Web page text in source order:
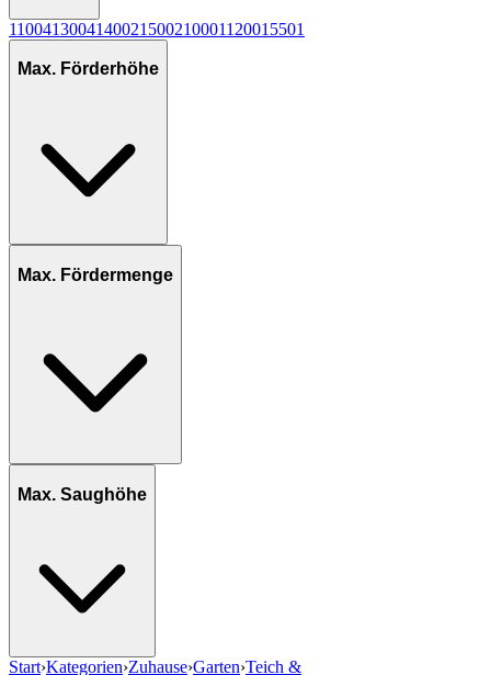
110041300414002150021000112001 5501
Max. Förderhöhe
Max. Fördermenge
Max. Saughöhe
Start›Kategorien›Zuhause›Garten›Teich &